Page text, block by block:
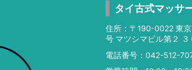
タイ古式マッサ
住所：〒190-0022 東
号 マツシマビル第２ ３
電話番号：042-512-